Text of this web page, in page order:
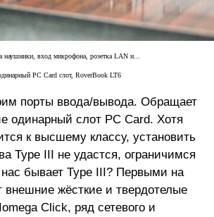
наушники, вход микрофона, розетка LAN и...
PC Card слот, RoverBook LT6
порты ввода/вывода. Обращает
одинарный слот PC Card. Хотя
к высшему классу, установить
Type III не удастся, ограничимся
бывает Type III? Первыми на
внешние жёсткие и твердотелые
Click, ряд сетевого и